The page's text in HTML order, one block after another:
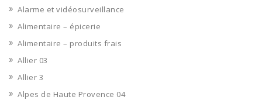
Alarme et vidéosurveillance
Alimentaire – épicerie
Alimentaire – produits frais
Allier 03
Allier 3
Alpes de Haute Provence 04